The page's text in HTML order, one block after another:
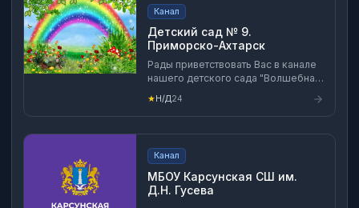
Канал
Детский сад № 9.
Приморско-Ахтарск
Рады приветствовать Вас в канале
нашего детского сада "Волшебная
полянка". Мы убеждены в том, что
каждый ребенок уникален и
неповторим. Мы поможем вам
вырастить свободного,
гармоничного, уверенного в себе
человека, который сумеет
самостоятельно принимать
решения. уважая при этом как
самого себя, так и окружающих
★Н/Д24
Канал
МБОУ Карсунская СШ им.
Д.Н. Гусева